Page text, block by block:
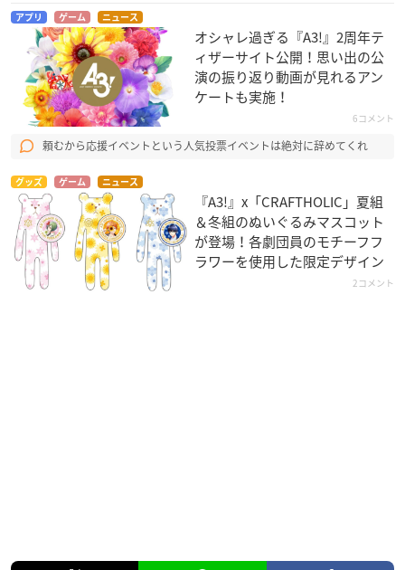
アプリ ゲーム ニュース
オシャレ過ぎる『A3!』2周年テ
ィザーサイト公開！思い出の公
演の振り返り動画が見れるアン
ケートも実施！
6コメント
頼むから応援イベントという人気投票イベントは絶対に辞めてくれ
グッズ ゲーム ニュース
『A3!』x「CRAFTHOLIC」夏組
＆冬組のぬいぐるみマスコット
が登場！各劇団員のモチーフフ
ラワーを使用した限定デザイン
2コメント